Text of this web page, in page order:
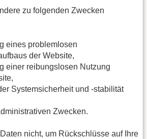
zu folgenden Zwecken
eines problemlosen
der Website,
einer reibungslosen Nutzung
Systemsicherheit und -stabilität
Zwecken.
nicht, um Rückschlüsse auf Ihre